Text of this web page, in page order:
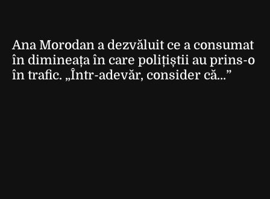
Ana Morodan a dezvăluit ce a consumat
în dimineața în care polițiștii au prins-o
în trafic. „Într-adevăr, consider că…”